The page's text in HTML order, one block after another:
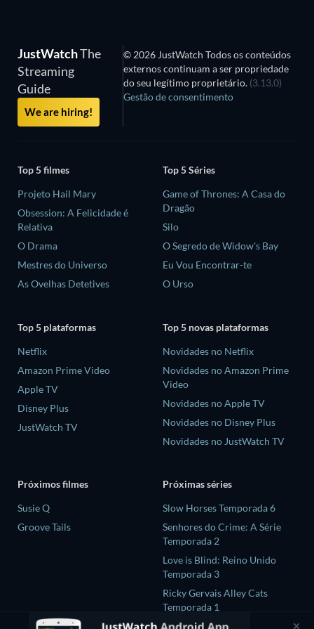
JustWatchThe
Streaming
Guide
We are hiring!
© 2026 JustWatch Todos os conteúdos
externos continuam a ser propriedade
do seu legítimo proprietário. (3.13.0)
Gestão de consentimento
Top 5 filmes
Projeto Hail Mary
Obsession: A Felicidade é
Relativa
O Drama
Mestres do Universo
As Ovelhas Detetives
Top 5 Séries
Game of Thrones: A Casa do
Dragão
Silo
O Segredo de Widow's Bay
Eu Vou Encontrar-te
O Urso
Top 5 plataformas
Netflix
Amazon Prime Video
Apple TV
Disney Plus
JustWatch TV
Top 5 novas plataformas
Novidades no Netflix
Novidades no Amazon Prime
Video
Novidades no Apple TV
Novidades no Disney Plus
Novidades no JustWatch TV
Próximos filmes
Susie Q
Groove Tails
Próximas séries
Slow Horses Temporada 6
Senhores do Crime: A Série
Temporada 2
Love is Blind: Reino Unido
Temporada 3
Ricky Gervais Alley Cats
Temporada 1
Operação Safed Sagar